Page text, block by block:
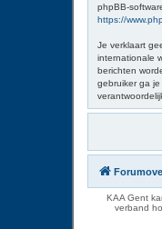
phpBB-
https://
Je verklaart
internationale
berichten
gebruiker ga
KAA Gent
verband